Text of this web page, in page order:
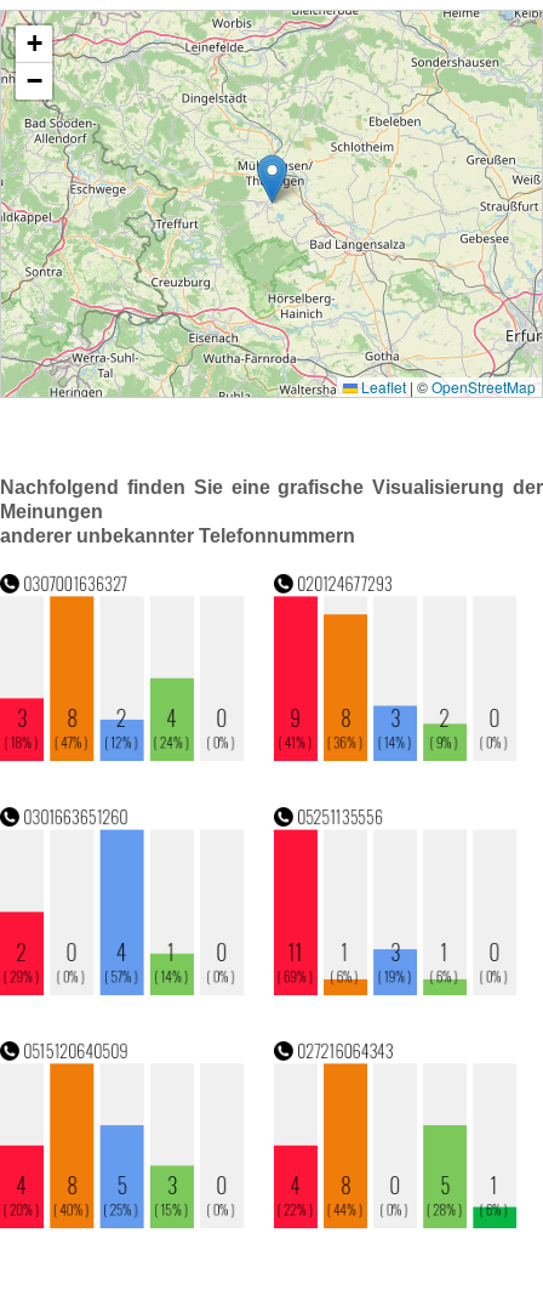
Nachfolgend finden Sie eine grafische Visualisierung der
Meinungen
anderer unbekannter Telefonnummern